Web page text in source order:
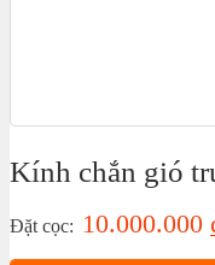
Kính chắn gió
Đặt cọc: 10.000.000